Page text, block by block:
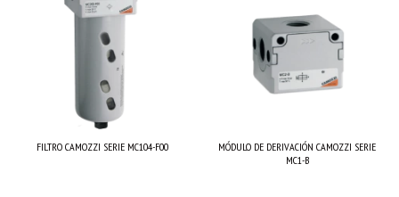
FILTRO CAMOZZI SERIE MC104-F00
MÓDULO DE DERIVACIÓN CAMOZZI SERIE
MC1-B